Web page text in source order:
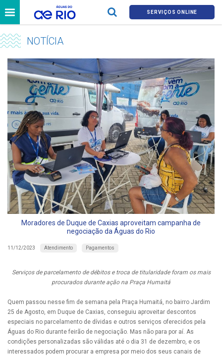
SERVIÇOS ONLINE
NOTÍCIA
Moradores de Duque de Caxias aproveitam campanha de
negociação da Águas do Rio
11/12/2023 Atendimento Pagamentos
Serviços de parcelamento de débitos e troca de titularidade foram os mais
procurados durante ação na Praça Humaitá
Quem passou nesse fim de semana pela Praça Humaitá, no bairro Jardim
25 de Agosto, em Duque de Caxias, conseguiu aproveitar descontos
especiais no parcelamento de dívidas e outros serviços oferecidos pela
Águas do Rio durante feirão de negociação. Mas não para por aí. As
condições personalizadas são válidas até o dia 31 de dezembro, e os
interessados podem procurar a empresa por meio dos seus canais de